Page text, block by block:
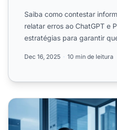
Saiba como contestar
relatar erros ao ChatGPT e
estratégias para garantir
Dec 16, 2025 10 min de leitura
Quando a IA Erra: Lidando